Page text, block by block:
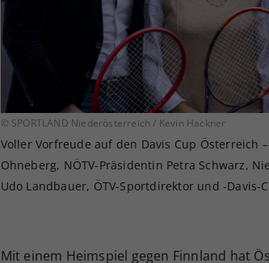
© SPORTLAND Niederösterreich / Kevin Hackner
Voller Vorfreude auf den Davis Cup Österreich
Ohneberg, NÖTV-Präsidentin Petra Schwarz,
Udo Landbauer, ÖTV-Sportdirektor und -
Mit einem Heimspiel gegen Finnland hat